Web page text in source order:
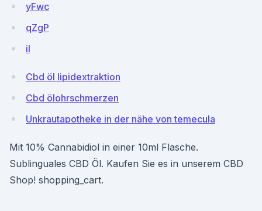
yFwc
qZgP
il
Cbd öl lipidextraktion
Cbd ölohrschmerzen
Unkrautapotheke in der nähe von temecula
Mit 10% Cannabidiol in einer 10ml Flasche.
Sublinguales CBD Öl. Kaufen Sie es in unserem CBD
Shop! shopping_cart.